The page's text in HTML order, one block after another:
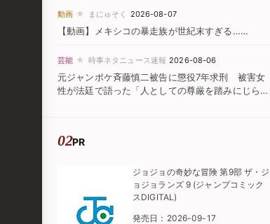
動画 ★ まにゅそく 2026-08-07
【動画】メキシコの暴走族が世紀末すぎる……
芸能 ★ 時事ネタニュース速報 2026-08-06
元ジャンポケ斉藤慎二被告に懲役7年求刑 被害女
性が法廷で語った「人としての尊厳を踏みにじられ
PR
ジョジョの奇妙な冒険 第9部 ザ・ジ
ョジョランズ 9 (ジャンプコミック
スDIGITAL)
発売日：2026-09-17